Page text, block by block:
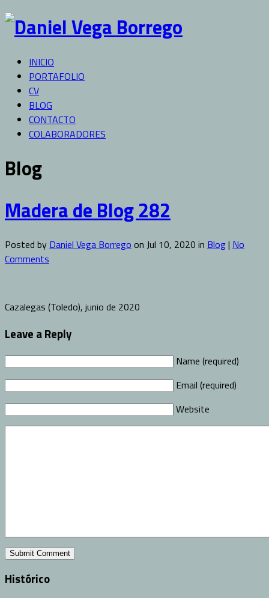
INICIO
PORTAFOLIO
CV
BLOG
CONTACTO
COLABORADORES
Blog
Madera de Blog 282
Posted by Daniel Vega Borrego on Jul 10, 2020 in Blog| No
Comments
Cazalegas (Toledo), junio de 2020
Leave a Reply
Name (required)
Email (required)
Website
Histórico